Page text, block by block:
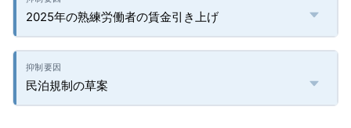
2025年の熟練労働者の賃金引き上げ
民泊規制の草案